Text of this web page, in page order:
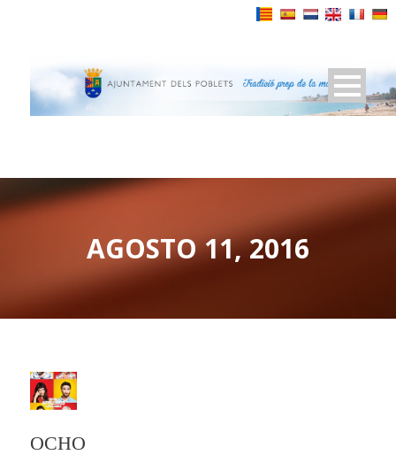
AGOSTO 11, 2016
OCHO